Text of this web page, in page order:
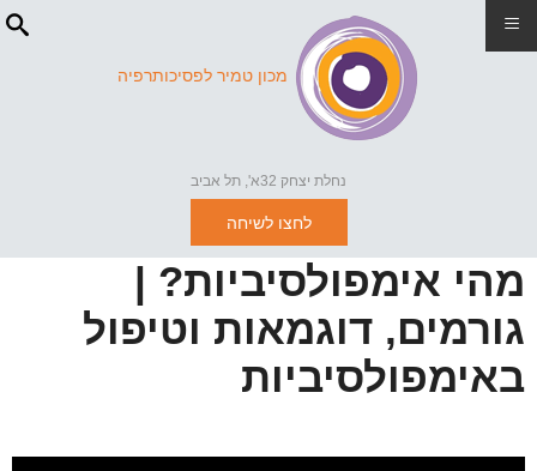
מכון טמיר לפסיכותרפיה
נחלת יצחק 32א', תל אביב
לחצו לשיחה
מהי אימפולסיביות? |
גורמים, דוגמאות וטיפול
באימפולסיביות
≡